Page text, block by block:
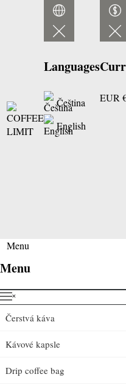
Languages
Čeština
English
EUR
Menu
Menu
˟
Čerstvá káva
Kávové kapsle
Drip coffee bag